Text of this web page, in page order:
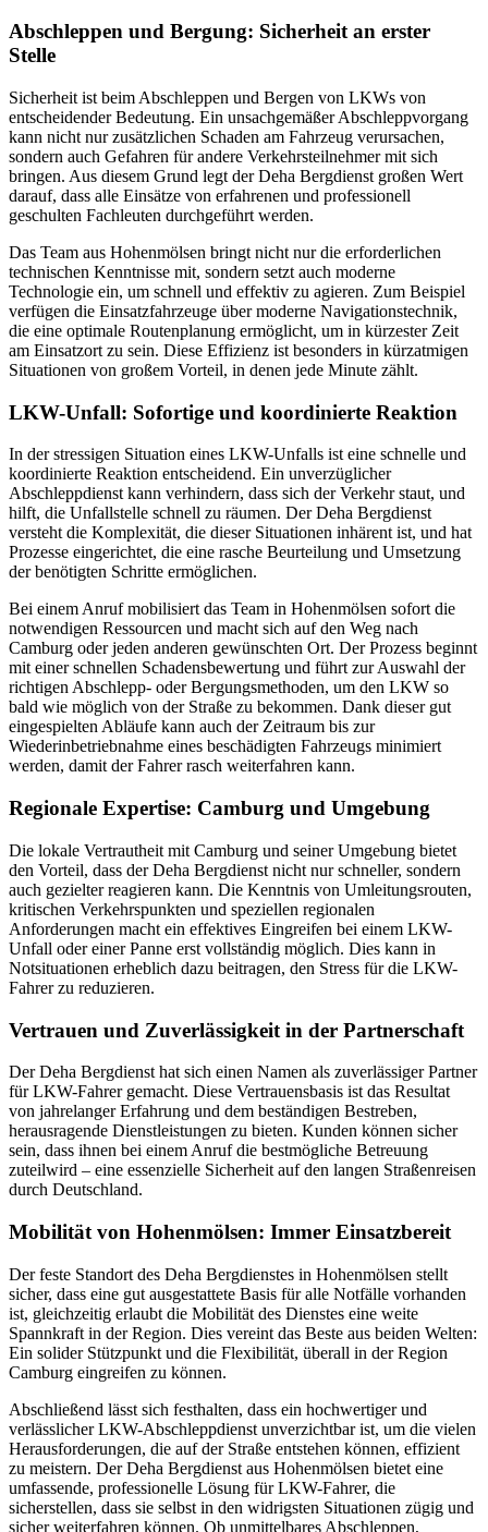
Abschleppen und Bergung: Sicherheit an erster
Stelle
Sicherheit ist beim Abschleppen und Bergen von LKWs von
entscheidender Bedeutung. Ein unsachgemäßer Abschleppvorgang
kann nicht nur zusätzlichen Schaden am Fahrzeug verursachen,
sondern auch Gefahren für andere Verkehrsteilnehmer mit sich
bringen. Aus diesem Grund legt der Deha Bergdienst großen Wert
darauf, dass alle Einsätze von erfahrenen und professionell
geschulten Fachleuten durchgeführt werden.
Das Team aus Hohenmölsen bringt nicht nur die erforderlichen
technischen Kenntnisse mit, sondern setzt auch moderne
Technologie ein, um schnell und effektiv zu agieren. Zum Beispiel
verfügen die Einsatzfahrzeuge über moderne Navigationstechnik,
die eine optimale Routenplanung ermöglicht, um in kürzester Zeit
am Einsatzort zu sein. Diese Effizienz ist besonders in kürzatmigen
Situationen von großem Vorteil, in denen jede Minute zählt.
LKW-Unfall: Sofortige und koordinierte Reaktion
In der stressigen Situation eines LKW-Unfalls ist eine schnelle und
koordinierte Reaktion entscheidend. Ein unverzüglicher
Abschleppdienst kann verhindern, dass sich der Verkehr staut, und
hilft, die Unfallstelle schnell zu räumen. Der Deha Bergdienst
versteht die Komplexität, die dieser Situationen inhärent ist, und hat
Prozesse eingerichtet, die eine rasche Beurteilung und Umsetzung
der benötigten Schritte ermöglichen.
Bei einem Anruf mobilisiert das Team in Hohenmölsen sofort die
notwendigen Ressourcen und macht sich auf den Weg nach
Camburg oder jeden anderen gewünschten Ort. Der Prozess beginnt
mit einer schnellen Schadensbewertung und führt zur Auswahl der
richtigen Abschlepp- oder Bergungsmethoden, um den LKW so
bald wie möglich von der Straße zu bekommen. Dank dieser gut
eingespielten Abläufe kann auch der Zeitraum bis zur
Wiederinbetriebnahme eines beschädigten Fahrzeugs minimiert
werden, damit der Fahrer rasch weiterfahren kann.
Regionale Expertise: Camburg und Umgebung
Die lokale Vertrautheit mit Camburg und seiner Umgebung bietet
den Vorteil, dass der Deha Bergdienst nicht nur schneller, sondern
auch gezielter reagieren kann. Die Kenntnis von Umleitungsrouten,
kritischen Verkehrspunkten und speziellen regionalen
Anforderungen macht ein effektives Eingreifen bei einem LKW-
Unfall oder einer Panne erst vollständig möglich. Dies kann in
Notsituationen erheblich dazu beitragen, den Stress für die LKW-
Fahrer zu reduzieren.
Vertrauen und Zuverlässigkeit in der Partnerschaft
Der Deha Bergdienst hat sich einen Namen als zuverlässiger Partner
für LKW-Fahrer gemacht. Diese Vertrauensbasis ist das Resultat
von jahrelanger Erfahrung und dem beständigen Bestreben,
herausragende Dienstleistungen zu bieten. Kunden können sicher
sein, dass ihnen bei einem Anruf die bestmögliche Betreuung
zuteilwird – eine essenzielle Sicherheit auf den langen Straßenreisen
durch Deutschland.
Mobilität von Hohenmölsen: Immer Einsatzbereit
Der feste Standort des Deha Bergdienstes in Hohenmölsen stellt
sicher, dass eine gut ausgestattete Basis für alle Notfälle vorhanden
ist, gleichzeitig erlaubt die Mobilität des Dienstes eine weite
Spannkraft in der Region. Dies vereint das Beste aus beiden Welten:
Ein solider Stützpunkt und die Flexibilität, überall in der Region
Camburg eingreifen zu können.
Abschließend lässt sich festhalten, dass ein hochwertiger und
verlässlicher LKW-Abschleppdienst unverzichtbar ist, um die vielen
Herausforderungen, die auf der Straße entstehen können, effizient
zu meistern. Der Deha Bergdienst aus Hohenmölsen bietet eine
umfassende, professionelle Lösung für LKW-Fahrer, die
sicherstellen, dass sie selbst in den widrigsten Situationen zügig und
sicher weiterfahren können. Ob unmittelbares Abschleppen,